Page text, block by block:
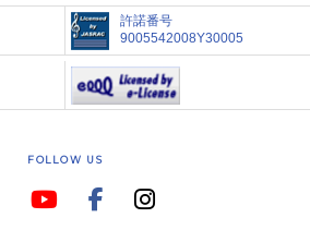
許諾番号
9005542008Y30005
FOLLOW US